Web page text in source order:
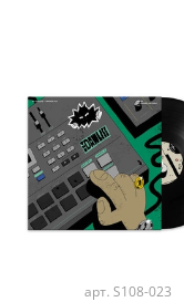
арт. S108-023